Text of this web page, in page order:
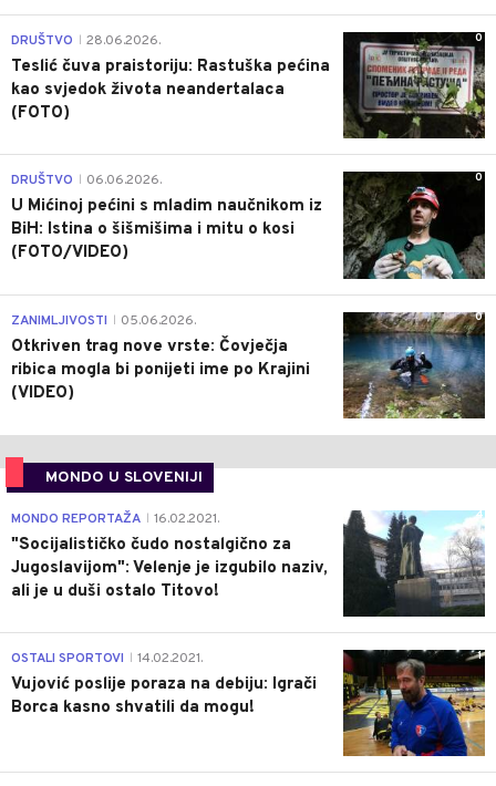
0
DRUŠTVO 28.06.2026.
Teslić čuva praistoriju: Rastuška pećina
kao svjedok života neandertalaca
(FOTO)
0
DRUŠTVO 06.06.2026.
U Mićinoj pećini s mladim naučnikom iz
BiH: Istina o šišmišima i mitu o kosi
(FOTO/VIDEO)
0
ZANIMLJIVOSTI 05.06.2026.
Otkriven trag nove vrste: Čovječja
ribica mogla bi ponijeti ime po Krajini
(VIDEO)
MONDO U SLOVENIJI
4
MONDO REPORTAŽA 16.02.2021.
"Socijalističko čudo nostalgično za
Jugoslavijom": Velenje je izgubilo naziv,
ali je u duši ostalo Titovo!
1
OSTALI SPORTOVI 14.02.2021.
Vujović poslije poraza na debiju: Igrači
Borca kasno shvatili da mogu!